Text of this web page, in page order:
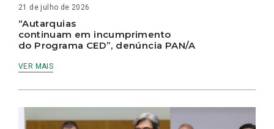
21 de julho de 2026
“Autarquias
continuam em incumprimento
do Programa CED”, denúncia PAN/A
VER MAIS